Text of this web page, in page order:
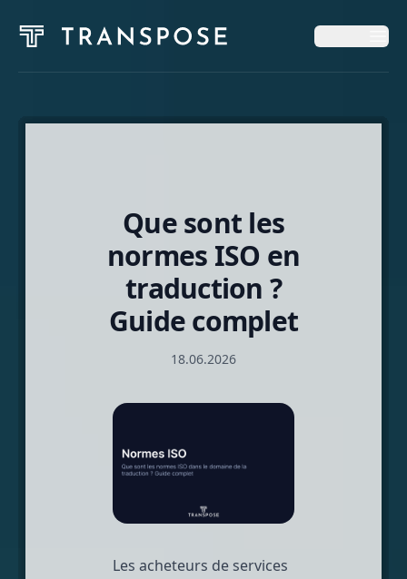
Accueil
Que sont les
normes ISO en
traduction ?
Guide complet
18.06.2026
Les acheteurs de services